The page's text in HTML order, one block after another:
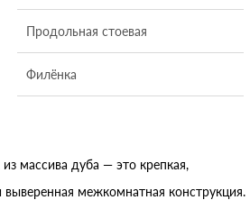
Продольная стоевая
Филёнка
массива дуба — это крепкая,
выверенная межкомнатная конструкция.